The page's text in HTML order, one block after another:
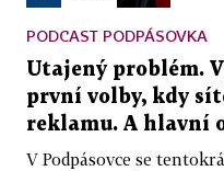
PODCAST PODPÁSOVKA
Utajený problém.
první volby, kdy
reklamu. A hlavní
V Podpásovce se